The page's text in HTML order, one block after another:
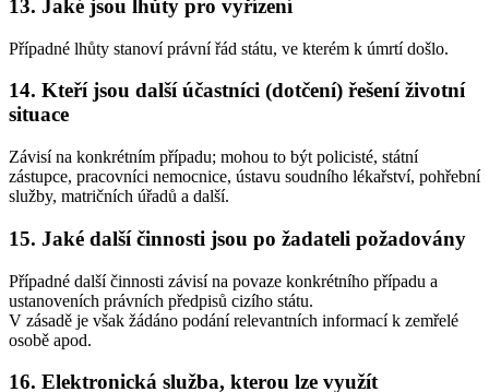
13. Jaké jsou lhůty pro vyřízení
Případné lhůty stanoví právní řád státu, ve kterém k úmrtí došlo.
14. Kteří jsou další účastníci (dotčení) řešení životní
situace
Závisí na konkrétním případu; mohou to být policisté, státní
zástupce, pracovníci nemocnice, ústavu soudního lékařství, pohřební
služby, matričních úřadů a další.
15. Jaké další činnosti jsou po žadateli požadovány
Případné další činnosti závisí na povaze konkrétního případu a
ustanoveních právních předpisů cizího státu.
V zásadě je však žádáno podání relevantních informací k zemřelé
osobě apod.
16. Elektronická služba, kterou lze využít